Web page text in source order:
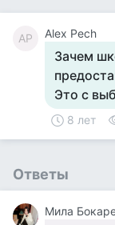
AP Alex Pech
Зачем
Это с
8 лет
Ответы
Мила